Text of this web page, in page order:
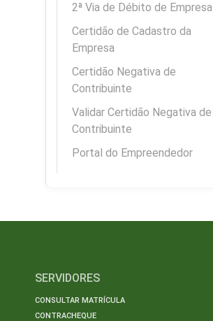
2ª Via de Débito de Empresa
Certidão de Cadastro da
Empresa
Certidão Negativa de
Contribuinte
Validar Certidão Negativa de
Contribuinte
Portal do Empreendedor
SERVIDORES
CONSULTAR MATRÍCULA
CONTRACHEQUE